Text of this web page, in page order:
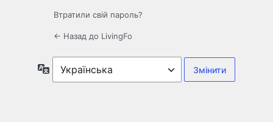
Втратили свій пароль?
← Назад до LivingFo
Мова